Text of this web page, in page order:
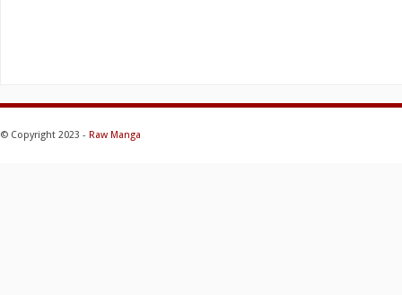
© Copyright 2023 - Raw Manga